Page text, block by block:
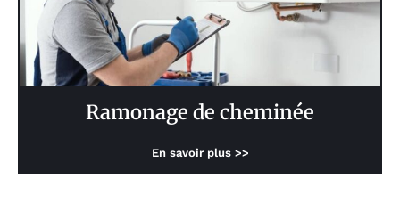
Ramonage de cheminée
En savoir plus >>